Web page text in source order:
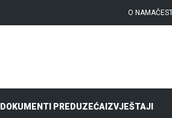
O NAMA
DOKUMENTI PREDUZEĆAIZVJEŠTAJI